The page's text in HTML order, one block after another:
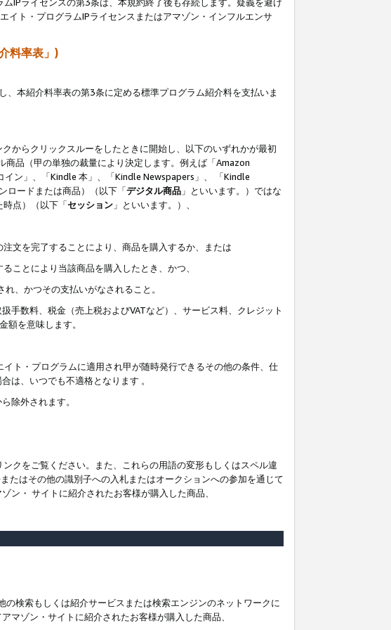
IPライセンスの第3条は、本規約終了後も存続します。疑義を避け
イト・プログラムIPライセンスまたはアマゾン・インフルエンサ
料率表」)
、本紹介料率表の第3条に定める標準プログラム紹介料を支払いま
からクリックスルーをしたときに開始し、以下のいずれかが最初
品（甲の単独の裁量により決定します。例えば「Amazon
ン」、「Kindle 本」、「Kindle Newspapers」、 「Kindle
ロードまたは商品）（以下「デジタル商品 」といいます。）ではな
点）（以下「セッション 」といいます。）、
文を完了することにより、商品を購入するか、または
ことにより当該商品を購入したとき、かつ、
、かつその支払いがなされること。
手数料、税金（売上税およびVATなど）、サービス料、クレジット
額を意味します。
ト・プログラムに適用され甲が随時発行できるその他の条件、仕
は、いつでも不適格となります 。
除外されます。
クをご覧ください。また、これらの用語の変形もしくはスペル違
たはその他の識別子への入札またはオークションへの参加を通じて
ン・ サイトに紹介されたお客様が購入した商品、
検索もしくは紹介サービスまたは検索エンジンのネットワークに
マゾン・サイトに紹介されたお客様が購入した商品、